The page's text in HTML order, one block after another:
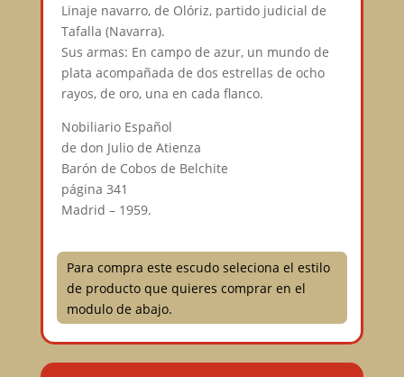
Linaje navarro, de Olóriz, partido judicial de
Tafalla (Navarra).
Sus armas: En campo de azur, un mundo de
plata acompañada de dos estrellas de ocho
rayos, de oro, una en cada flanco.
Nobiliario Español
de don Julio de Atienza
Barón de Cobos de Belchite
página 341
Madrid – 1959.
Para compra este escudo seleciona el estilo
de producto que quieres comprar en el
modulo de abajo.